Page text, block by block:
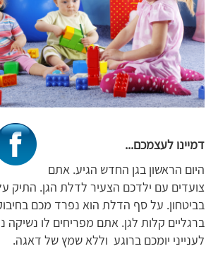
דמיינו לעצמכם...
היום הראשון בגן החדש הגיע. אתם
צועדים עם ילדכם הצעיר לדלת הגן. התיק
בביטחון. על סף הדלת הוא נפרד מכם
ברגליים קלות לגן. אתם מפריחים לו נשיקה
לענייני יומכם ברוגע וללא שמץ של דאגה.